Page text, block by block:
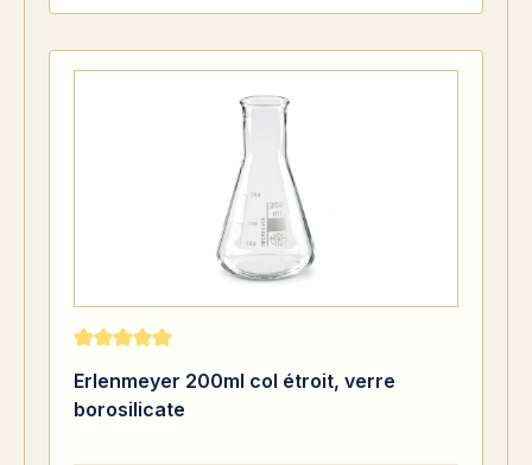
Note moyenne de 5 sur 5 étoiles
Erlenmeyer 200ml col étroit, verre
borosilicate